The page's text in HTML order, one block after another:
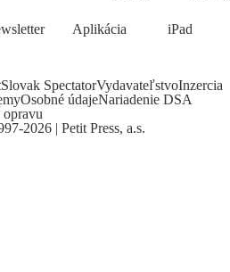
Aplikácia iPad
Slovak SpectatorVydavateľstvoInzercia
Osobné údajeNariadenie DSA
2026 | Petit Press, a.s.